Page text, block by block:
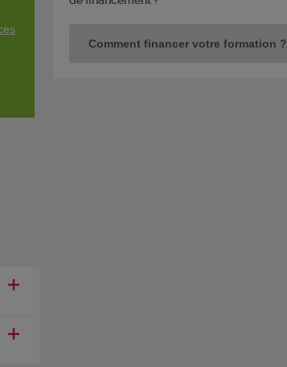
Comment financer votre formation ?